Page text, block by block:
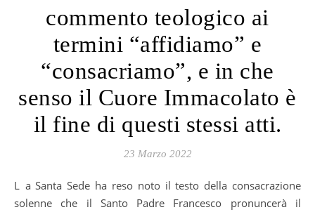
commento teologico ai
termini “affidiamo” e
“consacriamo”, e in che
senso il Cuore Immacolato è
il fine di questi stessi atti.
23 Marzo 2022
La Santa Sede ha reso noto il testo della consacrazione
solenne che il Santo Padre Francesco pronuncerà il